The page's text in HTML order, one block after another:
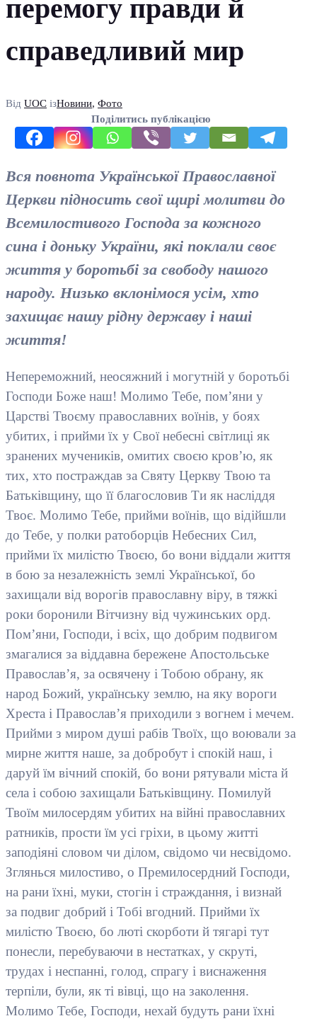
перемогу правди й
справедливий мир
Від UOC ізНовини, Фото
Поділитись публікацією
Вся повнота Української Православної
Церкви підносить свої щирі молитви до
Всемилостивого Господа за кожного
сина і доньку України, які поклали своє
життя у боротьбі за свободу нашого
народу. Низько вклонімося усім, хто
захищає нашу рідну державу і наші
життя!
Непереможний, неосяжний і могутній у боротьбі
Господи Боже наш! Молимо Тебе, пом’яни у
Царстві Твоєму православних воїнів, у боях
убитих, і прийми їх у Свої небесні світлиці як
зранених мучеників, омитих своєю кров’ю, як
тих, хто постраждав за Святу Церкву Твою та
Батьківщину, що її благословив Ти як насліддя
Твоє. Молимо Тебе, прийми воїнів, що відійшли
до Тебе, у полки ратоборців Небесних Сил,
прийми їх милістю Твоєю, бо вони віддали життя
в бою за незалежність землі Української, бо
захищали від ворогів православну віру, в тяжкі
роки боронили Вітчизну від чужинських орд.
Пом’яни, Господи, і всіх, що добрим подвигом
змагалися за віддавна бережене Апостольське
Православ’я, за освячену і Тобою обрану, як
народ Божий, українську землю, на яку вороги
Хреста і Православ’я приходили з вогнем і мечем.
Прийми з миром душі рабів Твоїх, що воювали за
мирне життя наше, за добробут і спокій наш, і
даруй їм вічний спокій, бо вони рятували міста й
села і собою захищали Батьківщину. Помилуй
Твоїм милосердям убитих на війні православних
ратників, прости їм усі гріхи, в цьому житті
заподіяні словом чи ділом, свідомо чи несвідомо.
Зглянься милостиво, о Премилосердний Господи,
на рани їхні, муки, стогін і страждання, і визнай
за подвиг добрий і Тобі вгодний. Прийми їх
милістю Твоєю, бо люті скорботи й тягарі тут
понесли, перебуваючи в нестатках, у скруті,
трудах і неспанні, голод, спрагу і виснаження
терпіли, були, як ті вівці, що на заколення.
Молимо Тебе, Господи, нехай будуть рани їхні